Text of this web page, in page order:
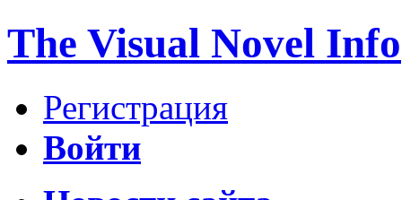
The Visual Novel Info
Регистрация
Войти